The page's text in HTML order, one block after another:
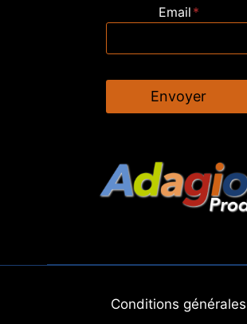
Email *
Envoyer
Conditions générales